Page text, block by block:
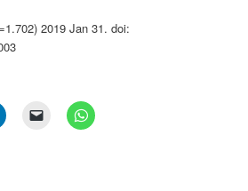
2019 Jan 31. doi: